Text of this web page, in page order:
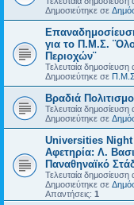
Δημοσιεύτηκε σε
για το Π.Μ.Σ.
Περιοχών¨
Τελευταία δημοσίευση
Δημοσιεύτηκε σε Π.Μ.Σ
Βραδιά
Τελευταία δημοσίευση
Δημοσιεύτηκε σε
Universities Night
Αφετηρία: Λ.
Παναθηναϊκό
Τελευταία δημοσίευση
Δημοσιεύτηκε σε
Απαντήσεις: 1